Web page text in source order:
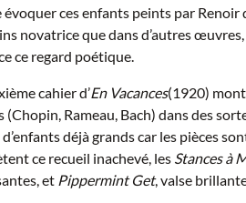
évoquer ces enfants peints par
novatrice que dans d’autres
ce regard poétique.
cahier d’En Vacances(1920)
(Chopin, Rameau, Bach) dans des
d’enfants déjà grands car les pièces
ce recueil inachevé, les Stances à
et Pippermint Get, valse